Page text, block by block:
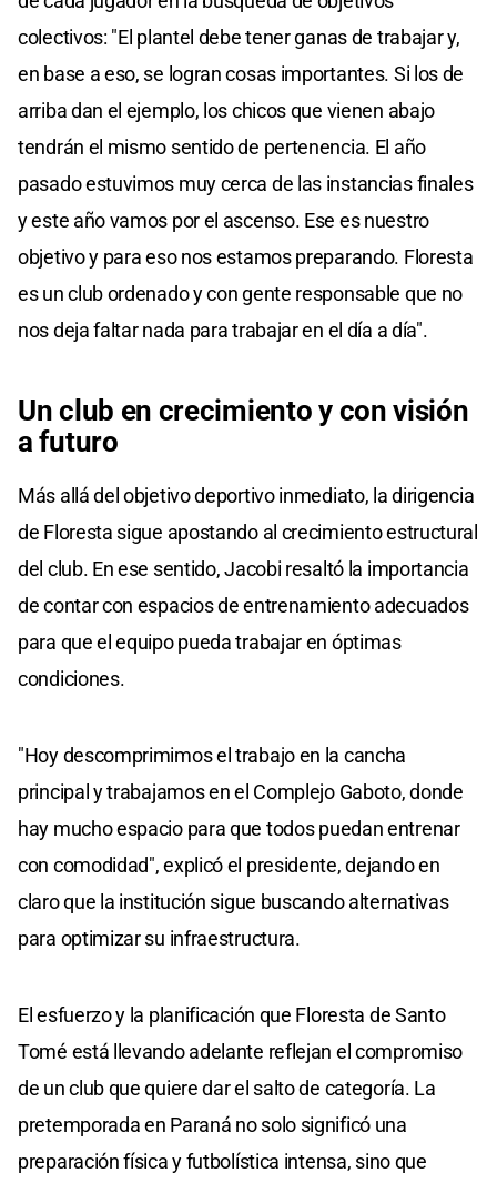
colectivos: "El plantel debe tener ganas de trabajar y,
en base a eso, se logran cosas importantes. Si los de
arriba dan el ejemplo, los chicos que vienen abajo
tendrán el mismo sentido de pertenencia. El año
pasado estuvimos muy cerca de las instancias finales
y este año vamos por el ascenso. Ese es nuestro
objetivo y para eso nos estamos preparando. Floresta
es un club ordenado y con gente responsable que no
nos deja faltar nada para trabajar en el día a día".
Un club en crecimiento y con visión
a futuro
Más allá del objetivo deportivo inmediato, la dirigencia
de Floresta sigue apostando al crecimiento estructural
del club. En ese sentido, Jacobi resaltó la importancia
de contar con espacios de entrenamiento adecuados
para que el equipo pueda trabajar en óptimas
condiciones.
"Hoy descomprimimos el trabajo en la cancha
principal y trabajamos en el Complejo Gaboto, donde
hay mucho espacio para que todos puedan entrenar
con comodidad", explicó el presidente, dejando en
claro que la institución sigue buscando alternativas
para optimizar su infraestructura.
El esfuerzo y la planificación que Floresta de Santo
Tomé está llevando adelante reflejan el compromiso
de un club que quiere dar el salto de categoría. La
pretemporada en Paraná no solo significó una
preparación física y futbolística intensa, sino que